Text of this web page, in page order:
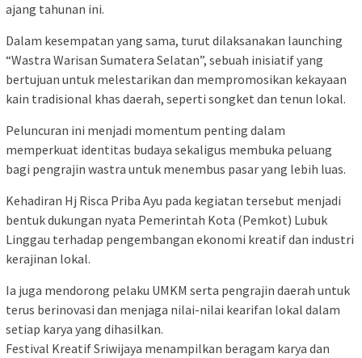
ajang tahunan ini.
Dalam kesempatan yang sama, turut dilaksanakan launching
“Wastra Warisan Sumatera Selatan”, sebuah inisiatif yang
bertujuan untuk melestarikan dan mempromosikan kekayaan
kain tradisional khas daerah, seperti songket dan tenun lokal.
Peluncuran ini menjadi momentum penting dalam
memperkuat identitas budaya sekaligus membuka peluang
bagi pengrajin wastra untuk menembus pasar yang lebih luas.
Kehadiran Hj Risca Priba Ayu pada kegiatan tersebut menjadi
bentuk dukungan nyata Pemerintah Kota (Pemkot) Lubuk
Linggau terhadap pengembangan ekonomi kreatif dan industri
kerajinan lokal.
Ia juga mendorong pelaku UMKM serta pengrajin daerah untuk
terus berinovasi dan menjaga nilai-nilai kearifan lokal dalam
setiap karya yang dihasilkan.
Festival Kreatif Sriwijaya menampilkan beragam karya dan